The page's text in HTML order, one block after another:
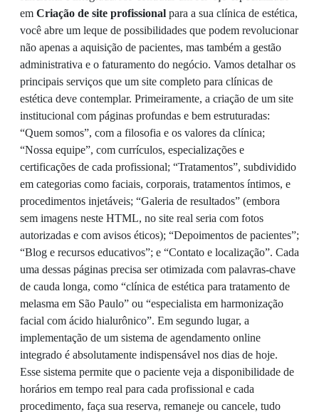
em Criação de site profissional para a sua clínica de estética,
você abre um leque de possibilidades que podem revolucionar
não apenas a aquisição de pacientes, mas também a gestão
administrativa e o faturamento do negócio. Vamos detalhar os
principais serviços que um site completo para clínicas de
estética deve contemplar. Primeiramente, a criação de um site
institucional com páginas profundas e bem estruturadas:
“Quem somos”, com a filosofia e os valores da clínica;
“Nossa equipe”, com currículos, especializações e
certificações de cada profissional; “Tratamentos”, subdividido
em categorias como faciais, corporais, tratamentos íntimos, e
procedimentos injetáveis; “Galeria de resultados” (embora
sem imagens neste HTML, no site real seria com fotos
autorizadas e com avisos éticos); “Depoimentos de pacientes”;
“Blog e recursos educativos”; e “Contato e localização”. Cada
uma dessas páginas precisa ser otimizada com palavras-chave
de cauda longa, como “clínica de estética para tratamento de
melasma em São Paulo” ou “especialista em harmonização
facial com ácido hialurônico”. Em segundo lugar, a
implementação de um sistema de agendamento online
integrado é absolutamente indispensável nos dias de hoje.
Esse sistema permite que o paciente veja a disponibilidade de
horários em tempo real para cada profissional e cada
procedimento, faça sua reserva, remaneje ou cancele, tudo